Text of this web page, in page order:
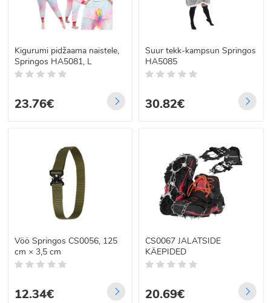
Kigurumi pidžaama naistele,
Springos HA5081, L
23.76€
Suur tekk-kampsun Springos
HA5085
30.82€
Vöö Springos CS0056, 125
cm × 3,5 cm
12.34€
CS0067 JALATSIDE
KÄEPIDED
20.69€